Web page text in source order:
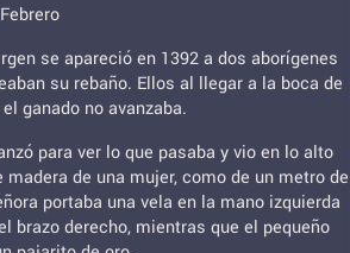
se apareció en 1392 a dos aborígenes
su rebaño. Ellos al llegar a la boca de
ganado no avanzaba.
para ver lo que pasaba y vio en lo alto
madera de una mujer, como de un metro de
portaba una vela en la mano izquierda
brazo derecho, mientras que el pequeño